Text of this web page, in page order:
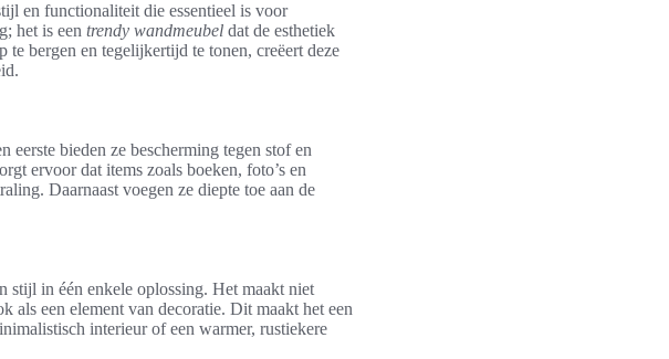
en functionaliteit die essentieel is voor
het is een trendy wandmeubel dat de esthetiek
bergen en tegelijkertijd te tonen, creëert deze
eerste bieden ze bescherming tegen stof en
ervoor dat items zoals boeken, foto’s en
Daarnaast voegen ze diepte toe aan de
stijl in één enkele oplossing. Het maakt niet
als een element van decoratie. Dit maakt het een
interieur of een warmer, rustiekere